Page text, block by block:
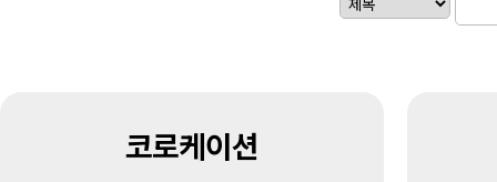
코로케이션